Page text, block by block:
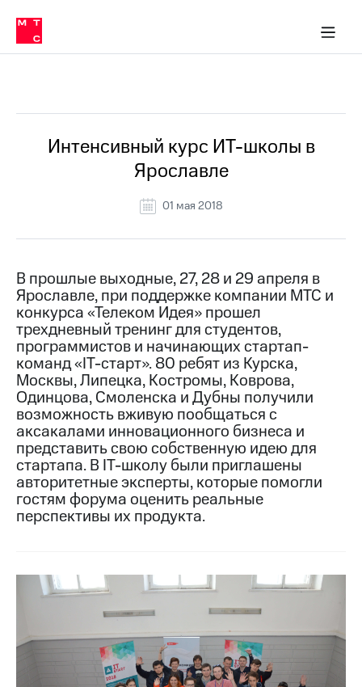
Медиа-центр
и акционерам
Устойчивое развитие
Комплаенс и деловая этика
компании
Карьера
История
Руководство
Контакты
Медиа-центр
Пресс-
релизы
МТС
о технологиях
Достижения
Интервью
Финансовая
отчетность
Новости
в
и акционерам
Корпоративное
управление
в МТС
Пресс-
релизы
о технологиях
Интенсивный курс ИТ-школы в
Ярославле
01 мая 2018
В прошлые выходные, 27, 28 и 29 апреля в
Ярославле, при поддержке компании МТС и
конкурса «Телеком Идея» прошел
трехдневный тренинг для студентов,
программистов и начинающих стартап-
команд «IT-старт». 80 ребят из Курска,
Москвы, Липецка, Костромы, Коврова,
Одинцова, Смоленска и Дубны получили
возможность вживую пообщаться с
аксакалами инновационного бизнеса и
представить свою собственную идею для
стартапа. В IT-школу были приглашены
авторитетные эксперты, которые помогли
гостям форума оценить реальные
перспективы их продукта.